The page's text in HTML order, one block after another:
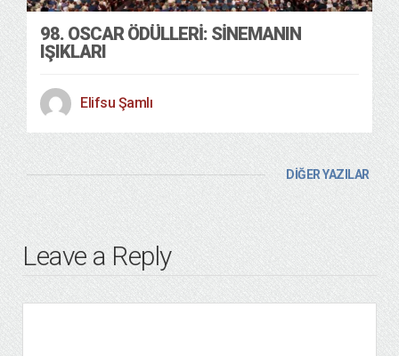
98. OSCAR ÖDÜLLERİ: SİNEMANIN
IŞIKLARI
Elifsu Şamlı
DİĞER YAZILAR
Leave a Reply